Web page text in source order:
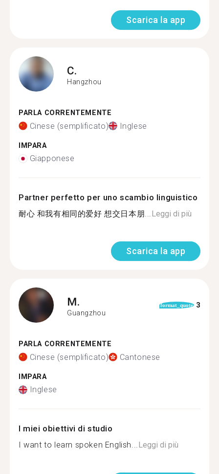
Scarica la app
C.
Hangzhou
PARLA CORRENTEMENTE
Cinese (semplificato) Inglese
IMPARA
Giapponese
Partner perfetto per uno scambio linguistico
耐心 和我有相同的爱好 想交日本朋...Leggi di più
Scarica la app
M.
Guangzhou
format_quote 3
PARLA CORRENTEMENTE
Cinese (semplificato) Cantonese
IMPARA
Inglese
I miei obiettivi di studio
I want to learn spoken English...Leggi di più